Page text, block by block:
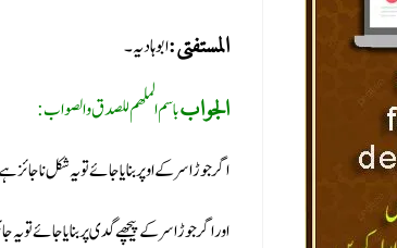
المستفتی:ابو ہادیہ۔
الجوابباسم الملھم للصدق والصواب:
اگر جوڑا سر کے اوپر بنایا جائے تو یہ شکل
اور اگر جوڑا سر کے پیچھے گدی پر بنایا جائے